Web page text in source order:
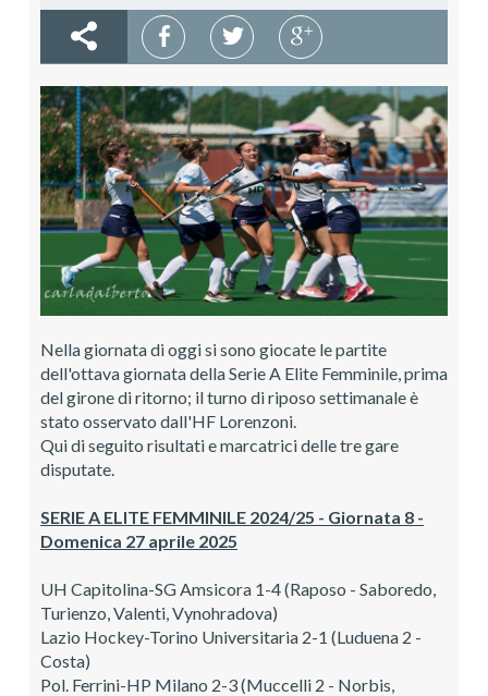
Nella giornata di oggi si sono giocate le partite
dell'ottava giornata della Serie A Elite Femminile, prima
del girone di ritorno; il turno di riposo settimanale è
stato osservato dall'HF Lorenzoni.
Qui di seguito risultati e marcatrici delle tre gare
disputate.
SERIE A ELITE FEMMINILE 2024/25 - Giornata 8 -
Domenica 27 aprile 2025
UH Capitolina-SG Amsicora 1-4 (Raposo - Saboredo,
Turienzo, Valenti, Vynohradova)
Lazio Hockey-Torino Universitaria 2-1 (Luduena 2 -
Costa)
Pol. Ferrini-HP Milano 2-3 (Muccelli 2 - Norbis,